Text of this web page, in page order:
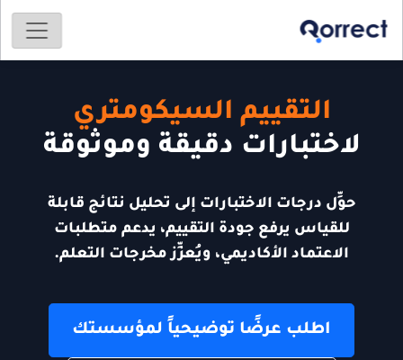
التقييم السيكومتري
لاختبارات دقيقة وموثوقة
حوِّل درجات الاختبارات إلى تحليل نتائج قابلة
للقياس يرفع جودة التقييم، يدعم متطلبات
الاعتماد الأكاديمي، ويُعزِّز مخرجات التعلم.
اطلب عرضًا توضيحياً لمؤسستك